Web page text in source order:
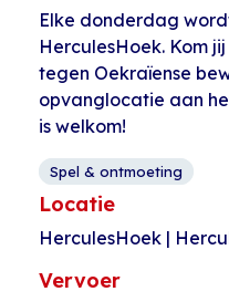
Elke donderdag
HerculesHoek. Kom
tegen Oekraïense
opvanglocatie aan
is welkom!
Spel & ontmoeting
Locatie
HerculesHoek |
Vervoer